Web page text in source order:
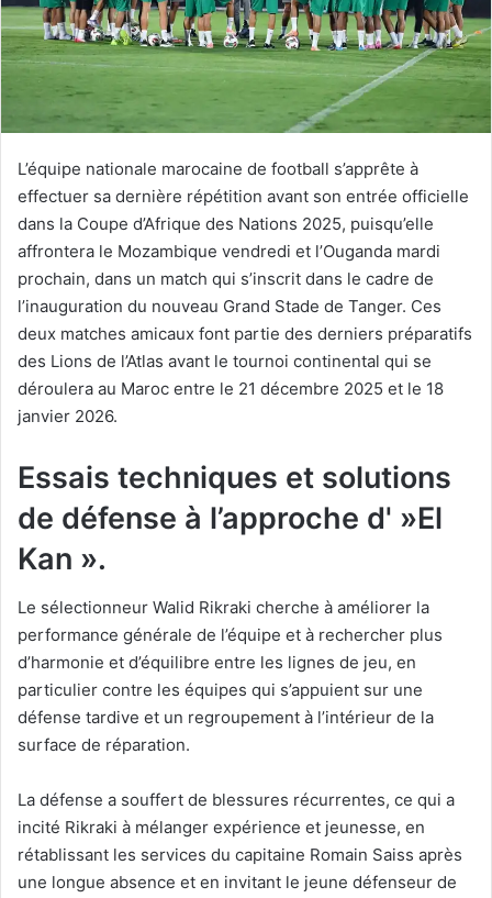
L’équipe nationale marocaine de football s’apprête à
effectuer sa dernière répétition avant son entrée officielle
dans la Coupe d’Afrique des Nations 2025, puisqu’elle
affrontera le Mozambique vendredi et l’Ouganda mardi
prochain, dans un match qui s’inscrit dans le cadre de
l’inauguration du nouveau Grand Stade de Tanger. Ces
deux matches amicaux font partie des derniers préparatifs
des Lions de l’Atlas avant le tournoi continental qui se
déroulera au Maroc entre le 21 décembre 2025 et le 18
janvier 2026.
Essais techniques et solutions
de défense à l’approche d' »El
Kan ».
Le sélectionneur Walid Rikraki cherche à améliorer la
performance générale de l’équipe et à rechercher plus
d’harmonie et d’équilibre entre les lignes de jeu, en
particulier contre les équipes qui s’appuient sur une
défense tardive et un regroupement à l’intérieur de la
surface de réparation.
La défense a souffert de blessures récurrentes, ce qui a
incité Rikraki à mélanger expérience et jeunesse, en
rétablissant les services du capitaine Romain Saiss après
une longue absence et en invitant le jeune défenseur de